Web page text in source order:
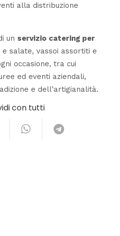
alla distribuzione
un servizio catering per
salate, vassoi assortiti e
occasione, tra cui
ed eventi aziendali,
e dell’artigianalità.
con tutti